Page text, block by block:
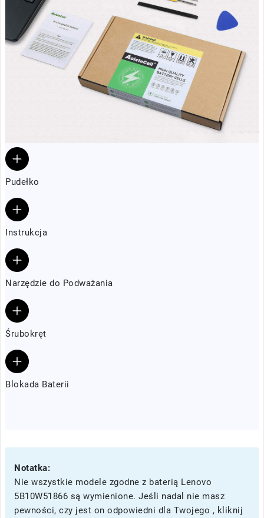
Pudełko
Instrukcja
Narzędzie do Podważania
Śrubokręt
Blokada Baterii
Notatka:
Nie wszystkie modele zgodne z baterią Lenovo
5B10W51866 są wymienione. Jeśli nadal nie masz
pewności, czy jest on odpowiedni dla Twojego , kliknij